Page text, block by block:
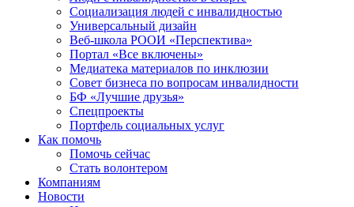
Социализация людей с инвалидностью
Универсальный дизайн
Веб-школа РООИ «Перспектива»
Портал «Все включены»
Медиатека материалов по инклюзии
Совет бизнеса по вопросам инвалидности
БФ «Лучшие друзья»
Спецпроекты
Портфель социальных услуг
Как помочь
Помочь сейчас
Стать волонтером
Компаниям
Новости